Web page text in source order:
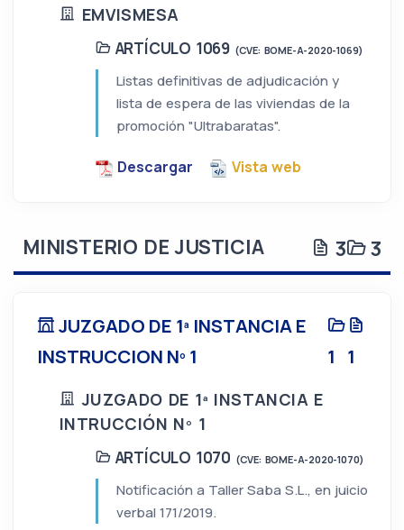
EMVISMESA
ARTÍCULO 1069 (CVE: BOME-A-2020-1069)
Listas definitivas de adjudicación y
lista de espera de las viviendas de la
promoción "Ultrabaratas".
Descargar Vista web
MINISTERIO DE JUSTICIA 3 3
JUZGADO DE 1ª INSTANCIA E
INSTRUCCION Nº 1
1 1
JUZGADO DE 1ª INSTANCIA E
INTRUCCIÓN Nº 1
ARTÍCULO 1070 (CVE: BOME-A-2020-1070)
Notificación a Taller Saba S.L., en juicio
verbal 171/2019.